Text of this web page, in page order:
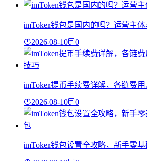
imToken钱包是国内的吗？运营主
2026-08-10 0
imToken提币手续费详解，各链费
2026-08-10 0
imToken钱包设置全攻略，新手零